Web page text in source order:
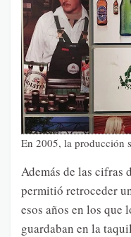
En 2005, la producción
Además de las cifras
permitió retroceder
esos años en los que
guardaban en la